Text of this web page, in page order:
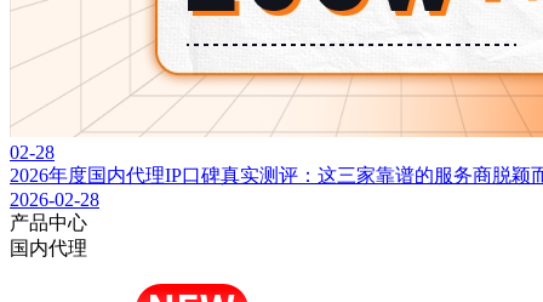
02-28
2026年度国内代理IP口碑真实测评：这三家靠谱的服务商脱颖
2026-02-28
产品中心
国内代理